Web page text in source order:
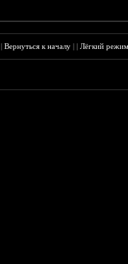
|Вернуться к началу ||Лёгкий